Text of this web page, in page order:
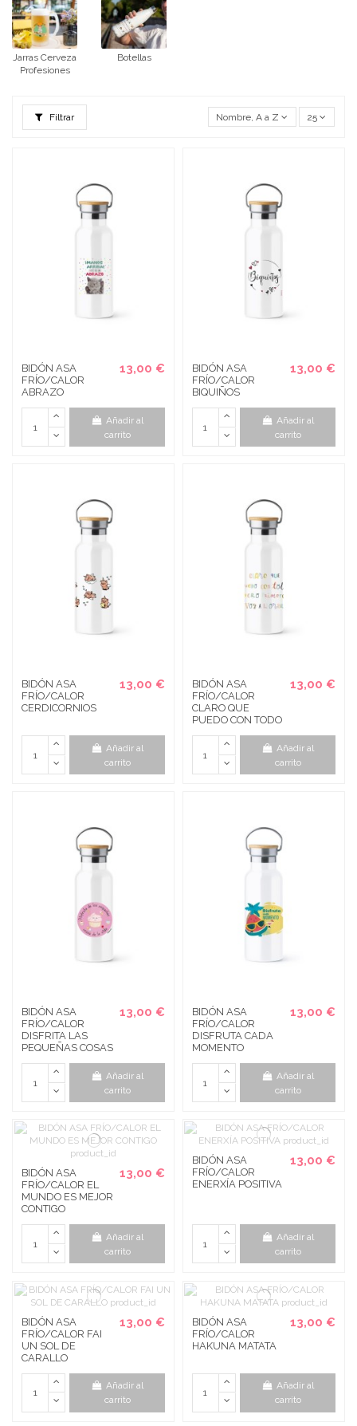
Jarras Cerveza
Profesiones
Botellas
Filtrar Nombre, A a Z 25
BIDÓN ASA
FRÍO/CALOR
ABRAZO
13,00 €
Añadir al
carrito
BIDÓN ASA
FRÍO/CALOR
BIQUIÑOS
13,00 €
Añadir al
carrito
BIDÓN ASA
FRÍO/CALOR
CERDICORNIOS
13,00 €
Añadir al
carrito
BIDÓN ASA
FRÍO/CALOR
CLARO QUE
PUEDO CON TODO
13,00 €
Añadir al
carrito
BIDÓN ASA
FRÍO/CALOR
DISFRITA LAS
PEQUEÑAS COSAS
13,00 €
Añadir al
carrito
BIDÓN ASA
FRÍO/CALOR
DISFRUTA CADA
MOMENTO
13,00 €
Añadir al
carrito
BIDÓN ASA
FRÍO/CALOR EL
MUNDO ES MEJOR
CONTIGO
13,00 €
Añadir al
carrito
BIDÓN ASA
FRÍO/CALOR
ENERXÍA POSITIVA
13,00 €
Añadir al
carrito
BIDÓN ASA
FRÍO/CALOR FAI
UN SOL DE
CARALLO
13,00 €
Añadir al
carrito
BIDÓN ASA
FRÍO/CALOR
HAKUNA MATATA
13,00 €
Añadir al
carrito